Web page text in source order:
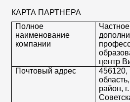
КАРТА ПАРТНЕРА
Полное
наименование
компании
центр
Почтовый адрес
456120,
район,